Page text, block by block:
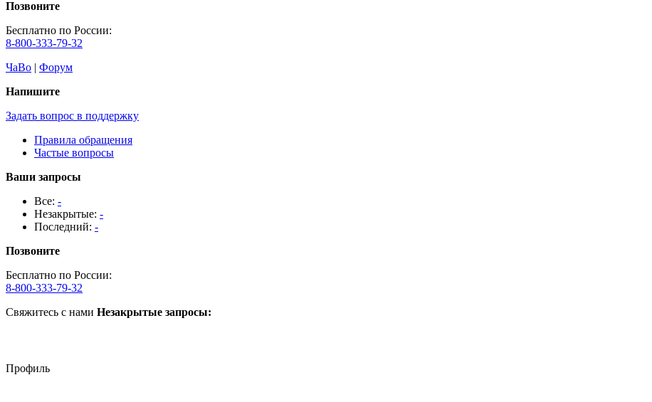
Позвоните
Бесплатно по России:
8-800-333-79-32
ЧаВо | Форум
Напишите
Задать вопрос в поддержку
Правила обращения
Частые вопросы
Ваши запросы
Все: -
Незакрытые: -
Последний: -
Позвоните
Бесплатно по России:
8-800-333-79-32
Свяжитесь с нами Незакрытые запросы:
Профиль